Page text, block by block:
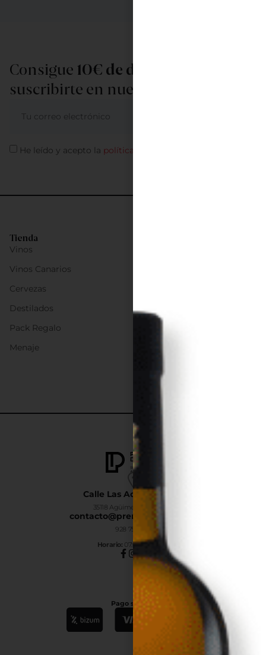
Calle Las Adelfas Nº6-B
35118 Agüimes, Las Palmas
contacto@premiumdrinks.es
928 754 363
Horario: 07:00h a 15:00h
Pago seguro
Tienda
Vinos
Vinos Canarios
Cervezas
Destilados
Pack Regalo
Menaje
Consigue 10€ de descuento
suscribirte en nuestra newsletter
He leído y acepto la política de privacidad